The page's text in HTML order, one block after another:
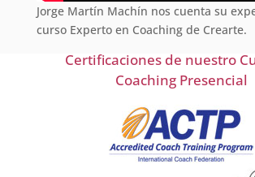
Jorge Martín Machín nos cuenta su
curso Experto en Coaching de Crearte.
Certificaciones de nuestro
Coaching Presencial